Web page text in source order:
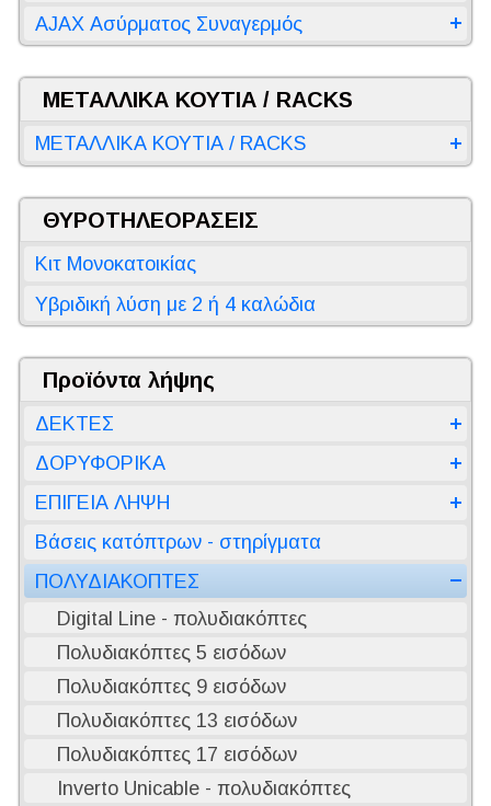
AJAX Ασύρματος Συναγερμός
ΜΕΤΑΛΛΙΚΑ ΚΟΥΤΙΑ / RACKS
ΜΕΤΑΛΛΙΚΑ ΚΟΥΤΙΑ / RACKS
ΘΥΡΟΤΗΛΕΟΡΑΣΕΙΣ
Κιτ Μονοκατοικίας
Υβριδική λύση με 2 ή 4 καλώδια
Προϊόντα λήψης
ΔΕΚΤΕΣ
ΔΟΡΥΦΟΡΙΚΑ
ΕΠΙΓΕΙΑ ΛΗΨΗ
Βάσεις κατόπτρων - στηρίγματα
ΠΟΛΥΔΙΑΚΟΠΤΕΣ
Digital Line - πολυδιακόπτες
Πολυδιακόπτες 5 εισόδων
Πολυδιακόπτες 9 εισόδων
Πολυδιακόπτες 13 εισόδων
Πολυδιακόπτες 17 εισόδων
Inverto Unicable - πολυδιακόπτες